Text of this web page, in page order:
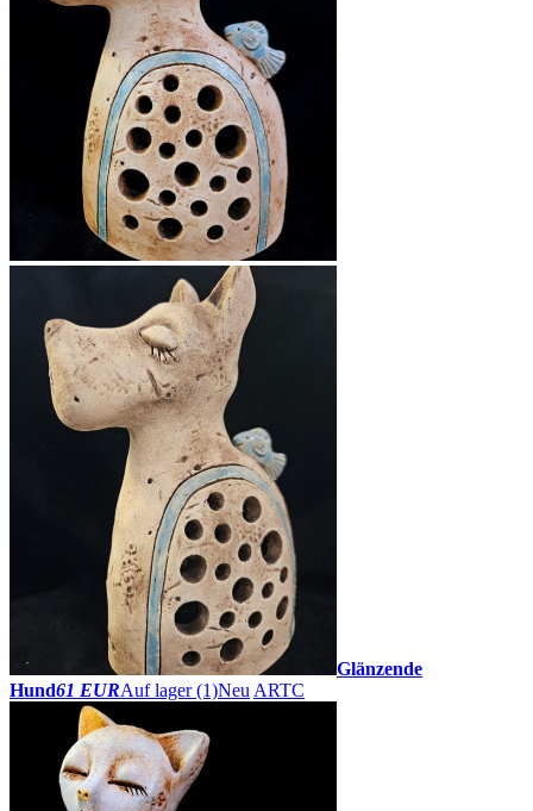
Glänzende
Hund61 EURAuf lager (1)Neu ARTC